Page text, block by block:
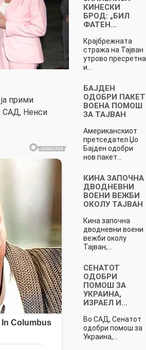
прими
САД, Ненси
КИНЕСКИ
БРОД: „БИЛ
ФАТЕН…
Крајбрежната
стража на Тајван
утрово пресретна
и…
БАЈДЕН
ОДОБРИ ПАКЕТ
ВОЕНА ПОМОШ
ЗА ТАЈВАН
Американскиот
претседател Џо
Бајден одобри
нов пакет…
КИНА ЗАПОЧНА
ДВОДНЕВНИ
ВОЕНИ ВЕЖБИ
ОКОЛУ ТАЈВАН
Кина започна
дводневни воени
вежби околу
Тајван,…
СЕНАТОТ
ОДОБРИ
ПОМОШ ЗА
УКРАИНА,
ИЗРАЕЛ И…
Во САД, Сенатот
одобри помош за
Украина,…